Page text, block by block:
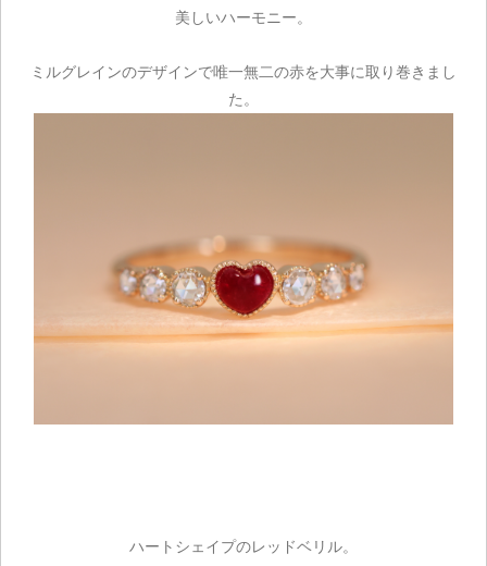
美しいハーモニー。
ミルグレインのデザインで唯一無二の赤を大事に取り巻きまし
た。
ハートシェイプのレッドベリル。